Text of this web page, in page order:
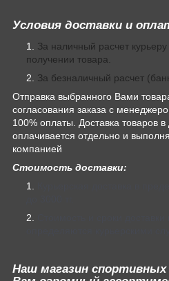
Условия доставки и
За наличный расчет
получении товара.
За безналичный расчет
Отправка выбранного Вами
согласования заказа с
100% оплаты. Доставка товаров в
оплачивается отдельно и
компанией
Стоимость доставки:
Наш магазин